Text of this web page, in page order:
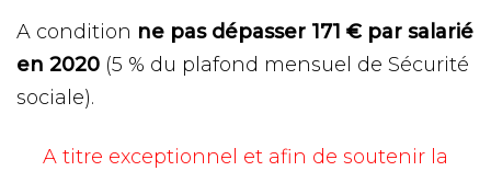
A condition ne pas dépasser 171 € par salarié
en 2020 (5 % du plafond mensuel de Sécurité
sociale).
A titre exceptionnel et afin de soutenir la